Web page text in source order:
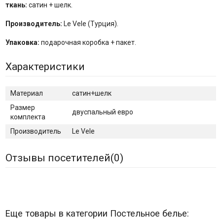
ткань: сатин + шелк.
Производитель: Le Vele (Турция).
Упаковка: подарочная коробка + пакет.
Характеристики
Материал
сатин+шелк
Размер
комплекта
двуспальный евро
Производитель Le Vele
Отзывы посетителей(0)
Еще товары в категории Постельное белье: